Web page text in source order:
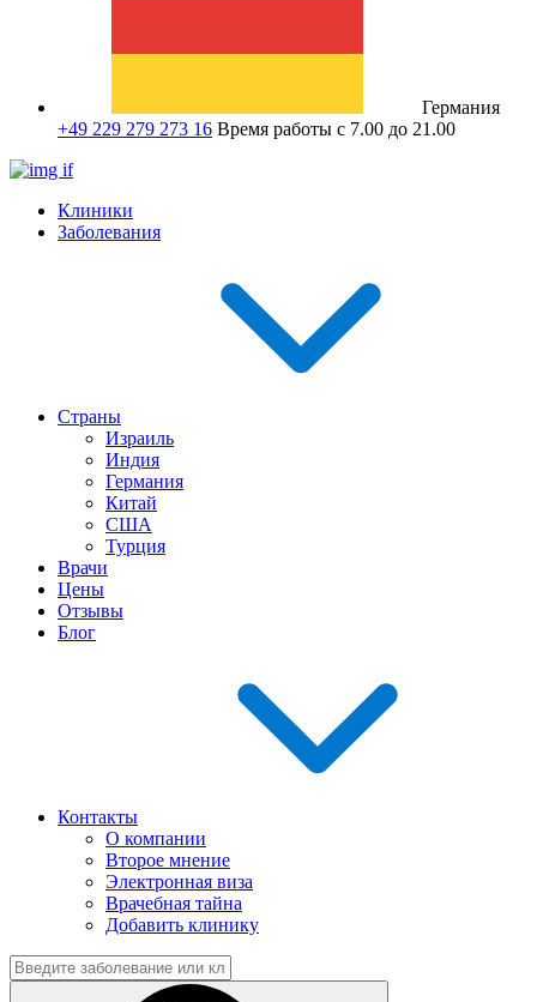
Германия
+49 229 279 273 16 Время работы с 7.00 до 21.00
Клиники
Заболевания
Страны
Израиль
Индия
Германия
Китай
США
Турция
Врачи
Цены
Отзывы
Блог
Контакты
О компании
Второе мнение
Электронная виза
Врачебная тайна
Добавить клинику